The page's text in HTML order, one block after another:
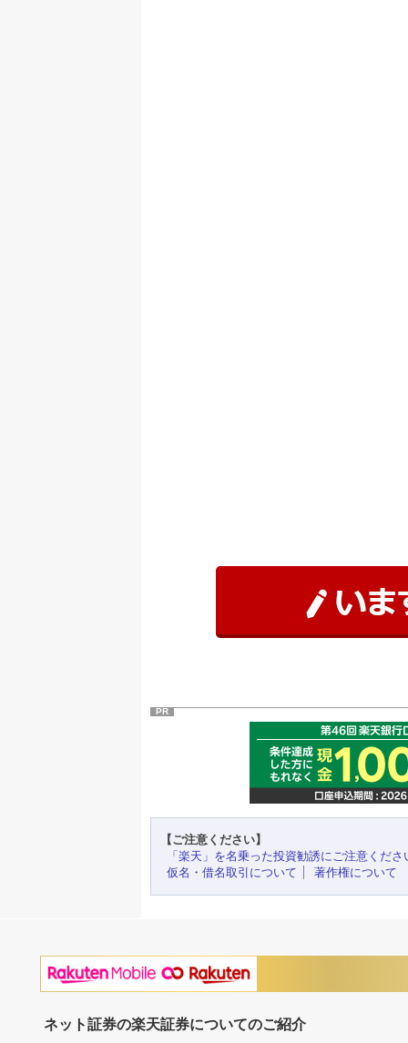
PR
【ご注意ください】
「楽天」を名乗った投資勧誘にご注意くださ
仮名・借名取引について
著作権について
ネット証券の楽天証券についてのご紹介